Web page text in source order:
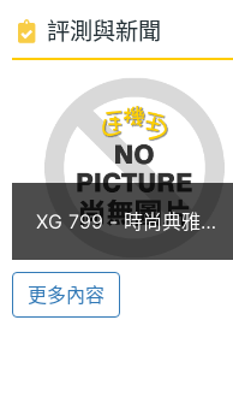
創新投影式螢幕 愛情
每通愛的來電，就是
766特別在外螢幕上
示時，明亮好看，就
40和弦 浪漫動聽
愛情的鈴聲，就是要
顯示螢幕
主螢幕
色彩
65536 色
評測與新聞
XG 799 - 時尚典雅的
更多內容